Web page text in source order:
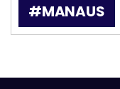
#MANAUS